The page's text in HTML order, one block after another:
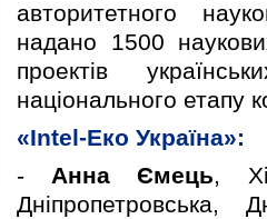
авторитетного
надано 1500
проектів
національного етапу
«Intel-Еко Україна»:
- Анна Ємець,
Дніпропетровська,